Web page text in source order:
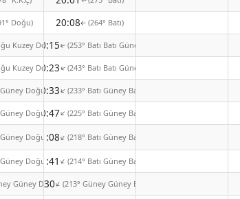
Doğu) 20:08↑(264° Batı)
Kuzey Doğu)
20:15↑(253° Batı Batı Güney)
Kuzey Doğu)
20:23↑(243° Batı Batı Güney)
Doğu)20:33↑(233° Batı Güney Batı)
Doğu)20:47↑(225° Batı Güney Batı)
Doğu)21:08↑(218° Batı Güney Batı)
Doğu)21:41 ↑(214° Batı Güney Batı)
Güney Doğu)
22:30↑(213° Güney Güney Batı)